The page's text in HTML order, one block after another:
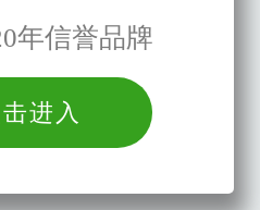
年信誉品牌
进入